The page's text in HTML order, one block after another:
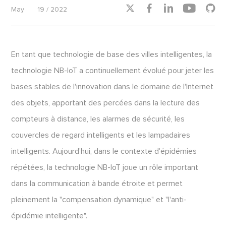
May 19 / 2022     
En tant que technologie de base des villes intelligentes, la
technologie NB-IoT a continuellement évolué pour jeter les
bases stables de l'innovation dans le domaine de l'Internet
des objets, apportant des percées dans la lecture des
compteurs à distance, les alarmes de sécurité, les
couvercles de regard intelligents et les lampadaires
intelligents. Aujourd'hui, dans le contexte d'épidémies
répétées, la technologie NB-IoT joue un rôle important
dans la communication à bande étroite et permet
pleinement la "compensation dynamique" et "l'anti-
épidémie intelligente".